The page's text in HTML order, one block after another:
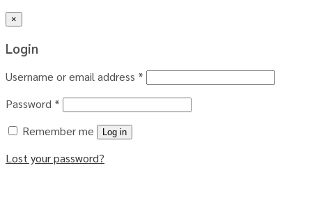
×
Login
Username or email address *
Password *
Remember me
Log in
Lost your password?